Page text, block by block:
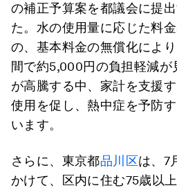
の補正予算案を都議会に提
た。水の使用量に応じた料
の、基本料金の無償化によ
間で約5,000円の負担軽減が
が高騰する中、家計を支援
使用を促し、熱中症を予防
います。
さらに、東京都品川区は、7
かけて、区内に住む75歳以